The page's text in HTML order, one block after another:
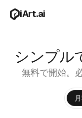
iArt.ai
シンプル
無料で開始。